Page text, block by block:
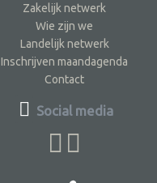
Zakelijk netwerk
Wie zijn we
Landelijk netwerk
Inschrijven maandagenda
Contact
Social media